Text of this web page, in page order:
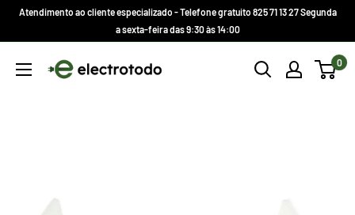
Atendimento ao cliente especializado - Telefone gratuito 825 71 13 27 Segunda
a sexta-feira das 9:30 às 14:00
Electrotodo.es 0